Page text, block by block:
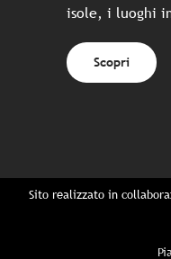
isole, i luoghi
Scopri
Sito realizzato in